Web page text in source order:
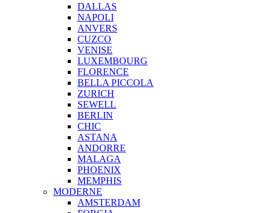
DALLAS
NAPOLI
ANVERS
CUZCO
VENISE
LUXEMBOURG
FLORENCE
BELLA PICCOLA
ZURICH
SEWELL
BERLIN
CHIC
ASTANA
ANDORRE
MALAGA
PHOENIX
MEMPHIS
MODERNE
AMSTERDAM